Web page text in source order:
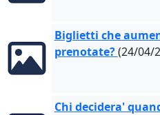
Biglietti che
prenotate?(24/04/
Chi decidera'